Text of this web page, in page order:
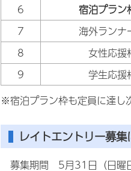
6
宿泊プラン
7
海外ランナ
8
女性応援
9
学生応援
※宿泊プラン枠も定員に達し
レイトエントリー募集
募集期間 5月31日（日曜